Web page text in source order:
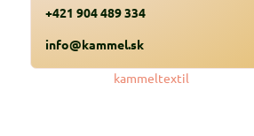
+421 904 489 334
info@kammel.sk
kammeltextil